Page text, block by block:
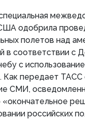
одобрила
полетов над
в соответствии с
с
Как передает ТАСС
СМИ,
«окончательное
российских